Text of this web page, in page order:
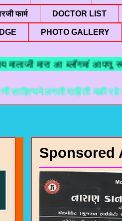
फार्म DOCTOR LIST
PHOTO GALLERY
मारा आ ब्लॉगमां आपणु
लगती माहिती मळी रहे ते
Sponsored